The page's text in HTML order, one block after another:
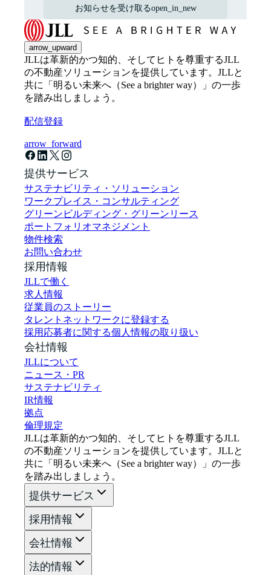
お知らせを受け取るopen_in_new
arrow_upward
JLLは革新的かつ知的、そしてヒトを尊重するJLL
の不動産ソリューションを提供しています。JLLと
共に「明るい未来へ（See a brighter way）」の一歩
を踏み出しましょう。
配信登録
arrow_forward
提供サービス
サステナビリティ・ソリューション
ワークプレイス・コンサルティング
グリーンビルディング・グリーンリース
ポートフォリオマネジメント
物件検索
お問い合わせ
採用情報
JLLで働く
求人情報
従業員のストーリー
タレントネットワークに登録する
採用応募者に関する個人情報の取り扱い
会社情報
JLLについて
ニュース・PR
サステナビリティ
IR情報
拠点
倫理規定
JLLは革新的かつ知的、そしてヒトを尊重するJLL
の不動産ソリューションを提供しています。JLLと
共に「明るい未来へ（See a brighter way）」の一歩
を踏み出しましょう。
提供サービス
採用情報
会社情報
法的情報